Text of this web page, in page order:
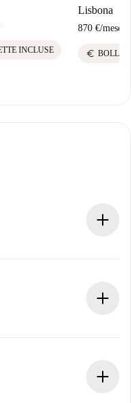
INCLUSE
Lisbona
870 €/mese
euro
in anticipo.